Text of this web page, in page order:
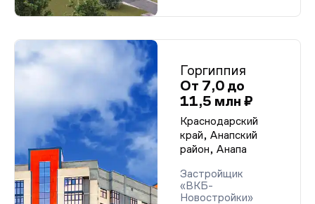
Горгиппия
От 7,0 до
11,5 млн ₽
Краснодарский
край, Анапский
район, Анапа
Застройщик
«ВКБ-
Новостройки»